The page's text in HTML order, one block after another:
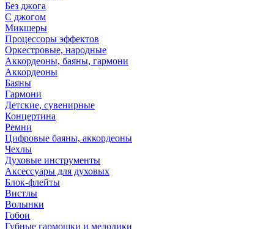
Без джога
С джогом
Микшеры
Процессоры эффектов
Оркестровые, народные
Аккордеоны, баяны, гармони
Аккордеоны
Баяны
Гармони
Детские, сувенирные
Концертина
Ремни
Цифровые баяны, аккордеоны
Чехлы
Духовые инструменты
Аксессуары для духовых
Блок-флейты
Вистлы
Волынки
Гобои
Губные гармошки и мелодики